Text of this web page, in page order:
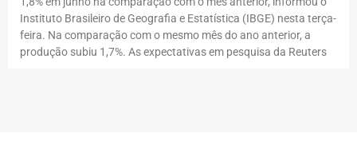
Instituto Brasileiro de Geografia e Estatística (IBGE) nesta terça-
feira. Na comparação com o mesmo mês do ano anterior, a
produção subiu 1,7%. As expectativas em pesquisa da Reuters